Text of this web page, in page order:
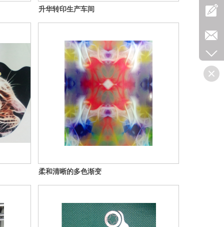
升华转印生产车间
柔和清晰的多色渐变